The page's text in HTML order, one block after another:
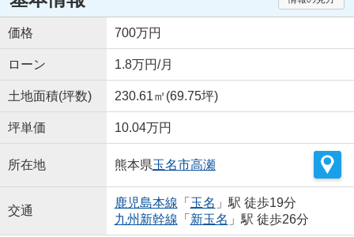
価格 700万円
ローン 1.8万円/月
土地面積(坪数) 230.61㎡(69.75坪)
坪単価 10.04万円
所在地 熊本県玉名市高瀬
交通
鹿児島本線 「 玉名 」駅 徒歩19分
九州新幹線 「 新玉名 」駅 徒歩26分